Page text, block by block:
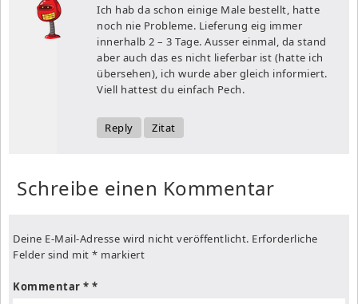
Ich hab da schon einige Male bestellt, hatte
noch nie Probleme. Lieferung eig immer
innerhalb 2 – 3 Tage. Ausser einmal, da stand
aber auch das es nicht lieferbar ist (hatte ich
übersehen), ich wurde aber gleich informiert.
Viell hattest du einfach Pech.
Reply Zitat
Schreibe einen Kommentar
Deine E-Mail-Adresse wird nicht veröffentlicht. Erforderliche
Felder sind mit * markiert
Kommentar *